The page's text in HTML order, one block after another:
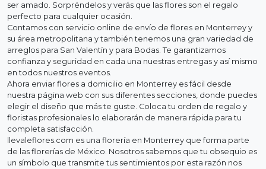
ser amado. Sorpréndelos y verás que las flores son el regalo
perfecto para cualquier ocasión.
Contamos con servicio online de envío de flores en Monterrey y
su área metropolitana y también tenemos una gran variedad de
arreglos para San Valentín y para Bodas. Te garantizamos
confianza y seguridad en cada una nuestras entregas y así mismo
en todos nuestros eventos.
Ahora enviar flores a domicilio en Monterrey es fácil desde
nuestra página web con sus diferentes secciones, donde puedes
elegir el diseño que más te guste. Coloca tu orden de regalo y
floristas profesionales lo elaborarán de manera rápida para tu
completa satisfacción.
llevaleflores.com es una florería en Monterrey que forma parte
de las florerías de México. Nosotros sabemos que tu obsequio es
un símbolo que transmite tus sentimientos por esta razón nos